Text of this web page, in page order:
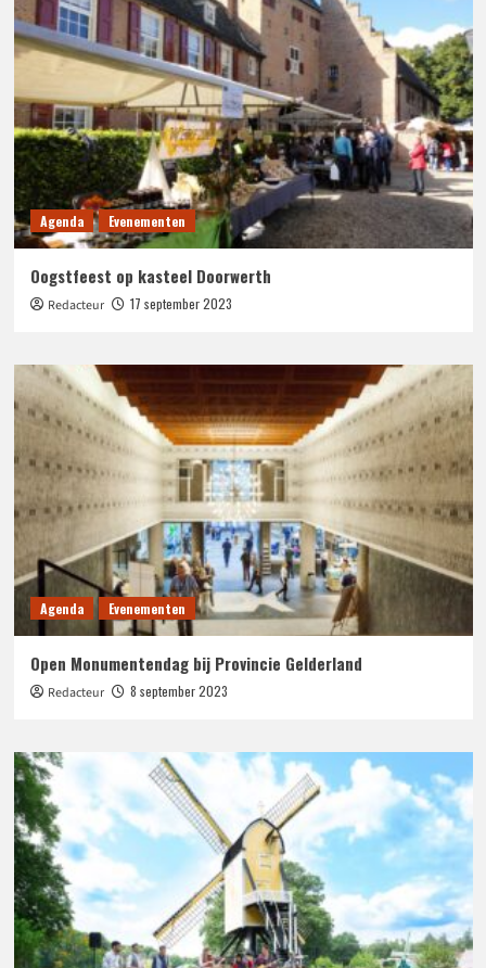
Agenda Evenementen
Oogstfeest op kasteel Doorwerth
Redacteur 17 september 2023
Agenda Evenementen
Open Monumentendag bij Provincie Gelderland
Redacteur 8 september 2023